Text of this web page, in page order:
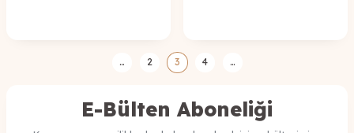
… 2 3 4 …
E-Bülten Aboneliği